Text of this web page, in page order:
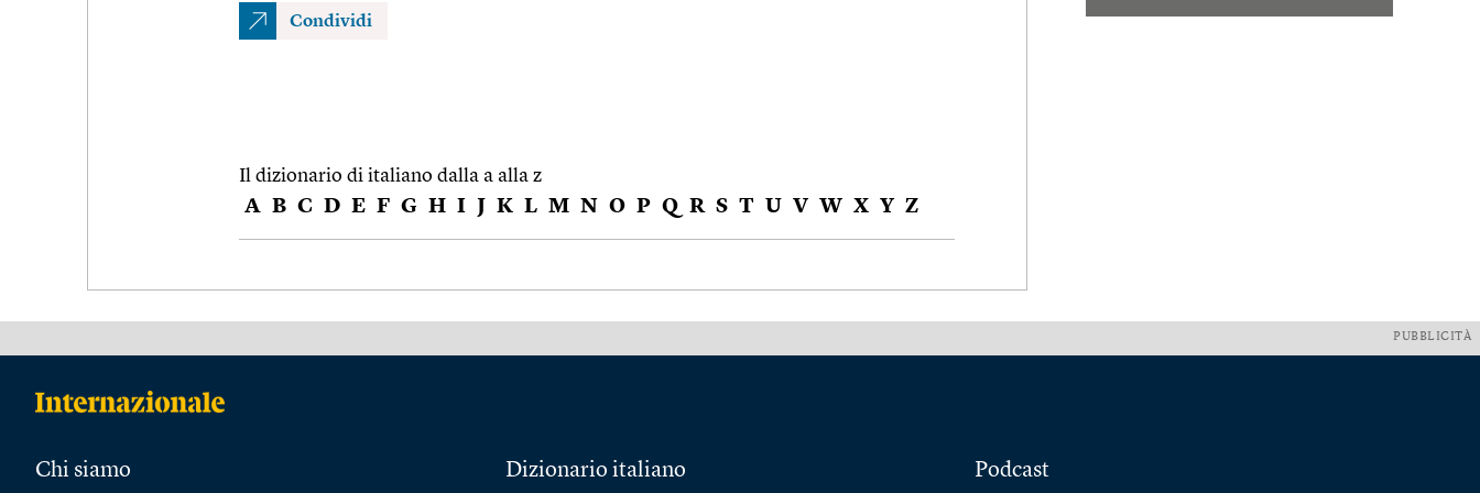
Condividi
Il dizionario di italiano dalla a alla z
A B C D E F G H I J K L M N O P Q R S T U V W X Y Z
PUBBLICITÀ
Chi siamo Dizionario italiano Podcast